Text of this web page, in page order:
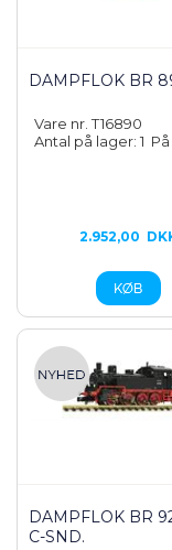
DAMPFLOK BR
Vare nr. T16890
Antal på lager: 1
2.952,00
DAMPFLOK BR
C-SND.